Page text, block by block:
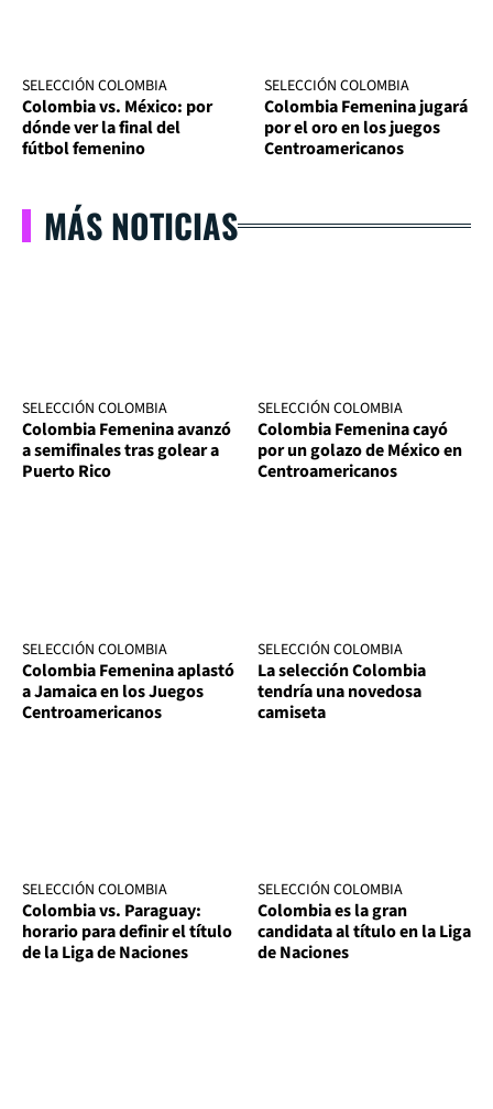
SELECCIÓN COLOMBIA
Colombia vs. México: por
dónde ver la final del
fútbol femenino
SELECCIÓN COLOMBIA
Colombia Femenina jugará
por el oro en los juegos
Centroamericanos
MÁS NOTICIAS
SELECCIÓN COLOMBIA
Colombia Femenina avanzó
a semifinales tras golear a
Puerto Rico
SELECCIÓN COLOMBIA
Colombia Femenina cayó
por un golazo de México en
Centroamericanos
SELECCIÓN COLOMBIA
Colombia Femenina aplastó
a Jamaica en los Juegos
Centroamericanos
SELECCIÓN COLOMBIA
La selección Colombia
tendría una novedosa
camiseta
SELECCIÓN COLOMBIA
Colombia vs. Paraguay:
horario para definir el título
de la Liga de Naciones
SELECCIÓN COLOMBIA
Colombia es la gran
candidata al título en la Liga
de Naciones